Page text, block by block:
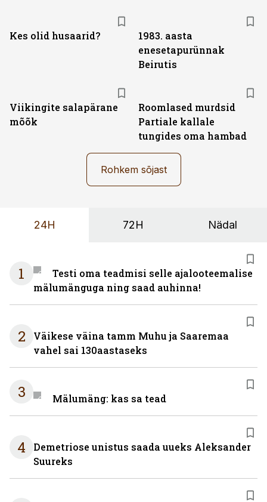
Kes olid husaarid?
1983. aasta
enesetapurünnak
Beirutis
Viikingite salapärane
mõõk
Roomlased murdsid
Partiale kallale
tungides oma hambad
Rohkem sõjast
24H 72H Nädal
1
Testi oma teadmisi selle ajalooteemalise
mälumänguga ning saad auhinna!
2
Väikese väina tamm Muhu ja Saaremaa
vahel sai 130aastaseks
3 Mälumäng: kas sa tead
4
Demetriose unistus saada uueks Aleksander
Suureks